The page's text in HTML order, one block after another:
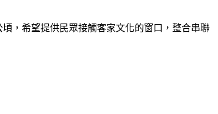
頃，希望提供民眾接觸客家文化的窗口，整合串聯